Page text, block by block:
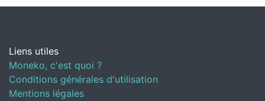
Liens utiles
Moneko, c'est quoi ?
Conditions générales d'utilisation
Mentions légales